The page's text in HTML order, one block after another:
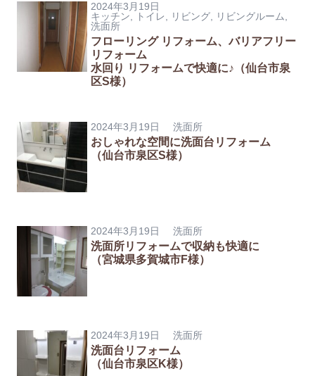
2024年3月19日
キッチン
トイレ リビング リビングルーム
洗面所
フローリング リフォーム、バリアフリー
リフォーム
水回り リフォームで快適に♪（仙台市泉
区S様）
2024年3月19日 洗面所
おしゃれな空間に洗面台リフォーム
（仙台市泉区S様）
2024年3月19日 洗面所
洗面所リフォームで収納も快適に
（宮城県多賀城市F様）
2024年3月19日 洗面所
洗面台リフォーム
（仙台市泉区K様）